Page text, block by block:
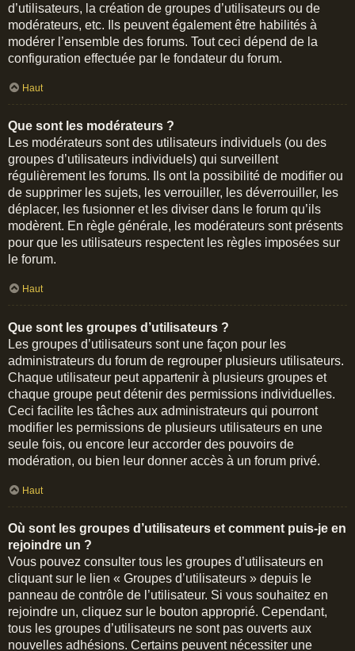
d’utilisateurs, la création de groupes d’utilisateurs ou de
modérateurs, etc. Ils peuvent également être habilités à
modérer l’ensemble des forums. Tout ceci dépend de la
configuration effectuée par le fondateur du forum.
Haut
Que sont les modérateurs ?
Les modérateurs sont des utilisateurs individuels (ou des
groupes d’utilisateurs individuels) qui surveillent
régulièrement les forums. Ils ont la possibilité de modifier ou
de supprimer les sujets, les verrouiller, les déverrouiller, les
déplacer, les fusionner et les diviser dans le forum qu’ils
modèrent. En règle générale, les modérateurs sont présents
pour que les utilisateurs respectent les règles imposées sur
le forum.
Haut
Que sont les groupes d’utilisateurs ?
Les groupes d’utilisateurs sont une façon pour les
administrateurs du forum de regrouper plusieurs utilisateurs.
Chaque utilisateur peut appartenir à plusieurs groupes et
chaque groupe peut détenir des permissions individuelles.
Ceci facilite les tâches aux administrateurs qui pourront
modifier les permissions de plusieurs utilisateurs en une
seule fois, ou encore leur accorder des pouvoirs de
modération, ou bien leur donner accès à un forum privé.
Haut
Où sont les groupes d’utilisateurs et comment puis-je en
rejoindre un ?
Vous pouvez consulter tous les groupes d’utilisateurs en
cliquant sur le lien « Groupes d’utilisateurs » depuis le
panneau de contrôle de l’utilisateur. Si vous souhaitez en
rejoindre un, cliquez sur le bouton approprié. Cependant,
tous les groupes d’utilisateurs ne sont pas ouverts aux
nouvelles adhésions. Certains peuvent nécessiter une